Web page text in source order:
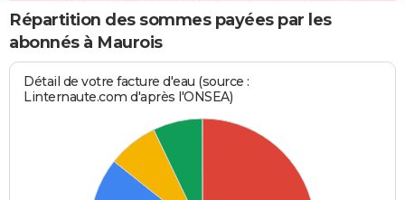
Répartition des sommes payées par les
abonnés à Maurois
Détail de votre facture d'eau (source :
Linternaute.com d'après l'ONSEA)